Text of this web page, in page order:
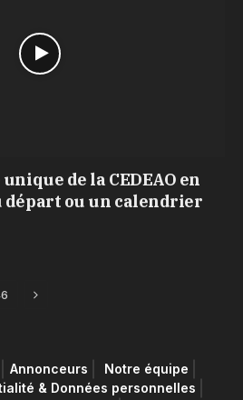
unique de la CEDEAO en
départ ou un calendrier
Next
Annonceurs
Notre équipe
& Données personnelles